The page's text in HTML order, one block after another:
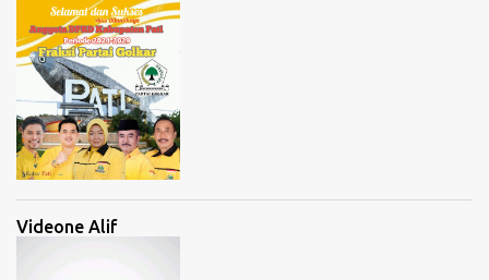
Videone Alif